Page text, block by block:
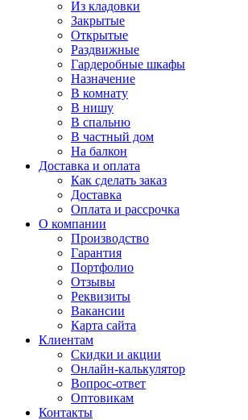
Из кладовки
Закрытые
Открытые
Раздвижные
Гардеробные шкафы
Назначение
В комнату
В нишу
В спальню
В частный дом
На балкон
Доставка и оплата
Как сделать заказ
Доставка
Оплата и рассрочка
О компании
Производство
Гарантия
Портфолио
Отзывы
Реквизиты
Вакансии
Карта сайта
Клиентам
Скидки и акции
Онлайн-калькулятор
Вопрос-ответ
Оптовикам
Контакты